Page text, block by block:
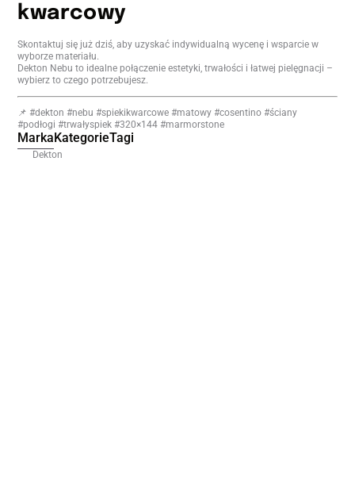
kwarcowy
Skontaktuj się już dziś, aby uzyskać indywidualną wycenę i wsparcie w
wyborze materiału.
Dekton Nebu to idealne połączenie estetyki, trwałości i łatwej pielęgnacji –
wybierz to czego potrzebujesz.
📌 #dekton #nebu #spiekikwarcowe #matowy #cosentino #ściany
#podłogi #trwałyspiek #320×144 #marmorstone
Marka KategorieTagi
Dekton